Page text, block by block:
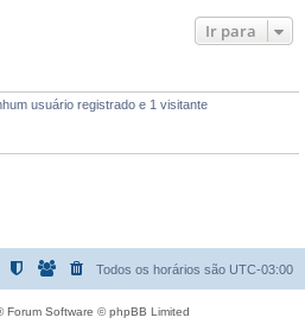
Ir para
usuário registrado e 1 visitante
Todos os horários são UTC-03:00
Forum Software © phpBB Limited